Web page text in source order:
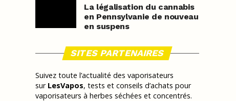
La légalisation du cannabis
en Pennsylvanie de nouveau
en suspens
SITES PARTENAIRES
Suivez toute l’actualité des vaporisateurs
sur LesVapos, tests et conseils d’achats pour
vaporisateurs à herbes séchées et concentrés.